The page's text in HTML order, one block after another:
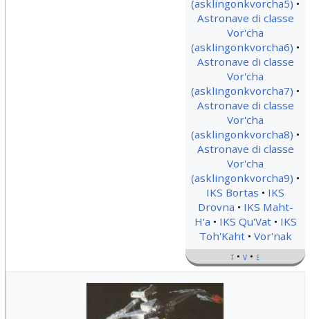
(asklingonkvorcha5)
Astronave di classe
Vor'cha
(asklingonkvorcha6)
Astronave di classe
Vor'cha
(asklingonkvorcha7)
Astronave di classe
Vor'cha
(asklingonkvorcha8)
Astronave di classe
Vor'cha
(asklingonkvorcha9)
IKS Bortas
IKS
Drovna
IKS Maht-
H'a
IKS Qu'Vat
IKS
Toh'Kaht
Vor'nak
t v e